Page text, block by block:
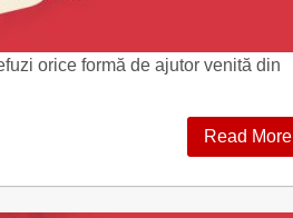
orice formă de ajutor venită din
Read More